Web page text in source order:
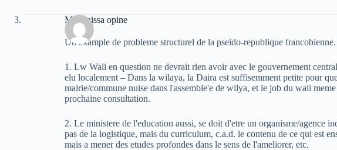
Massinissa opine
Un example de probleme structurel de la pseido-republique francobienne.
1. Lw Wali en question ne devrait rien avoir avec le gouvernement
elu localement – Dans la wilaya, la Daira est suffisemment petite pour
mairie/commune nuise dans l'assemble'e de wilya, et le job du wali meme
prochaine consultation.
2. Le ministere de l'education aussi, se doit d'etre un organisme/agence
pas de la logistique, mais du curriculum, c.a.d. le contenu de ce qui est
mais a mener des etudes profondes dans le sens de l'ameliorer, etc.